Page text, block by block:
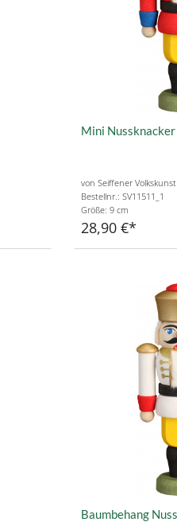
Mini
von Seiffener Volkskunst
Bestellnr.: SV11511_1
Größe: 9 cm
28,90 €
Baumbehang